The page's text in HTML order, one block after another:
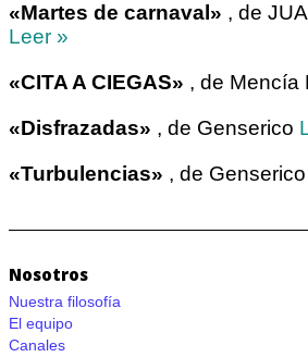
«Martes de carnaval» , de
Leer »
«CITA A CIEGAS» , de Mencía
«Disfrazadas» , de Genserico
«Turbulencias» , de Genserico
Nosotros
Nuestra filosofía
El equipo
Canales